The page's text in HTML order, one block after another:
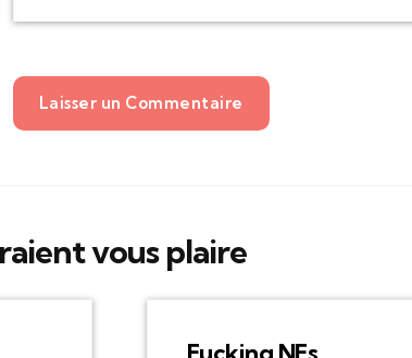
Laisser un Commentaire
vous plaire